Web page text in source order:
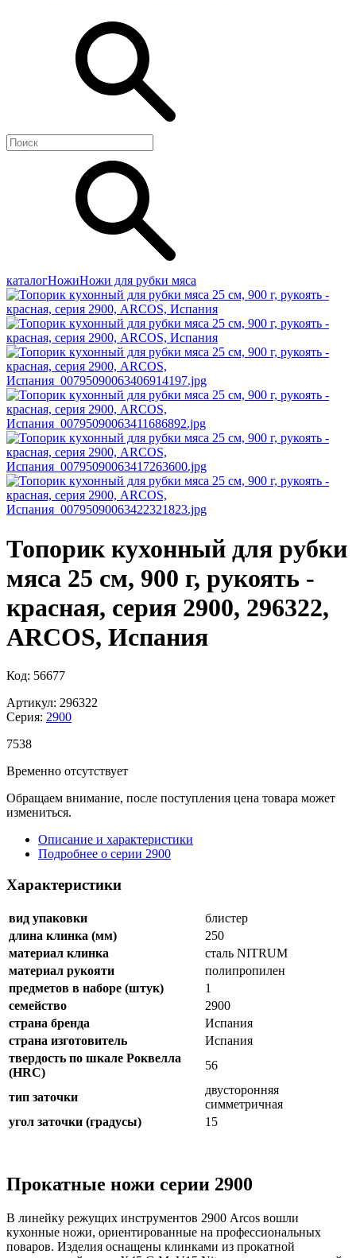
каталогНожиНожи для рубки мяса
Топорик кухонный для рубки
мяса 25 см, 900 г, рукоять -
красная, серия 2900, 296322,
ARCOS, Испания
Код: 56677
Артикул: 296322
Серия: 2900
7538
Временно отсутствует
Обращаем внимание, после поступления цена товара может
измениться.
Описание и характеристики
Подробнее о серии 2900
Характеристики
вид упаковки
блистер
длина клинка (мм)
250
материал клинка
сталь NITRUM
материал рукояти
полипропилен
предметов в наборе (штук)
1
семейство
2900
страна бренда
Испания
страна изготовитель
Испания
твердость по шкале Роквелла
(HRC)
56
тип заточки
двусторонняя
симметричная
угол заточки (градусы)
15
Прокатные ножи серии 2900
В линейку режущих инструментов 2900 Arcos вошли
кухонные ножи, ориентированные на профессиональных
поваров. Изделия оснащены клинками из прокатной